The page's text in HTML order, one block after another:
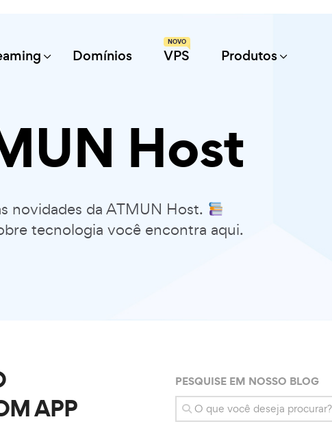
Domínios VPS
NOVO
Produtos
Host
novidades da ATMUN Host.
tecnologia você encontra aqui.
APP
PESQUISE EM NOSSO BLOG